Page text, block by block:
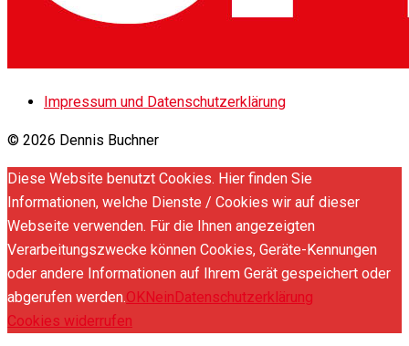
Impressum und Datenschutzerklärung
© 2026 Dennis Buchner
Diese Website benutzt Cookies. Hier finden Sie
Informationen, welche Dienste / Cookies wir auf dieser
Webseite verwenden. Für die Ihnen angezeigten
Verarbeitungszwecke können Cookies, Geräte-Kennungen
oder andere Informationen auf Ihrem Gerät gespeichert oder
abgerufen werden.OKNeinDatenschutzerklärung
Cookies widerrufen